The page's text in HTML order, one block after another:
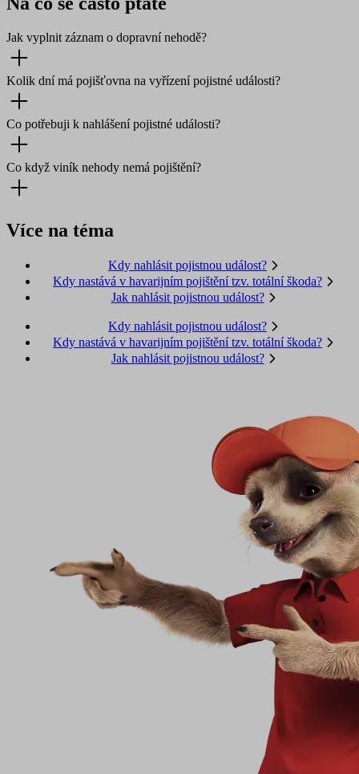
Jak vyplnit záznam o dopravní nehodě?
Kolik dní má pojišťovna na vyřízení pojistné události?
Co potřebuji k nahlášení pojistné události?
Co když viník nehody nemá pojištění?
Více na téma
Kdy nahlásit pojistnou událost?
Kdy nastává v havarijním pojištění tzv. totální škoda?
Jak nahlásit pojistnou událost?
Kdy nahlásit pojistnou událost?
Kdy nastává v havarijním pojištění tzv. totální škoda?
Jak nahlásit pojistnou událost?